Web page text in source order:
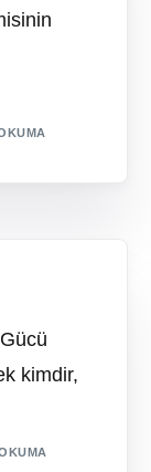
kimdir,